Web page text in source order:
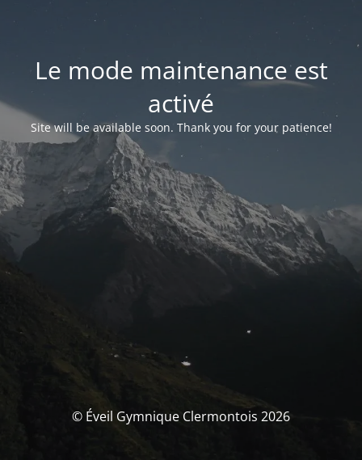
Le mode maintenance est
activé
Site will be available soon. Thank you for your patience!
© Éveil Gymnique Clermontois 2026